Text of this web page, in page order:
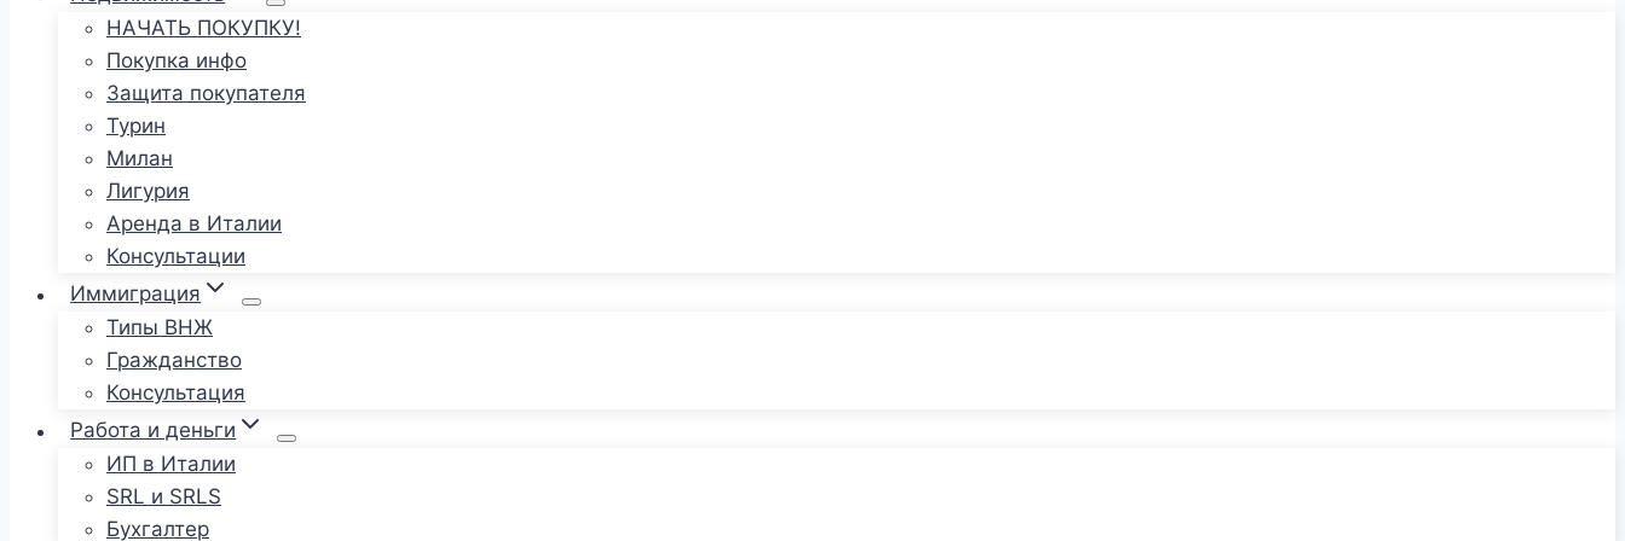
НАЧАТЬ ПОКУПКУ!
Покупка инфо
Защита покупателя
Турин
Милан
Лигурия
Аренда в Италии
Консультации
Иммиграция
Типы ВНЖ
Гражданство
Консультация
Работа и деньги
ИП в Италии
SRL и SRLS
Бухгалтер